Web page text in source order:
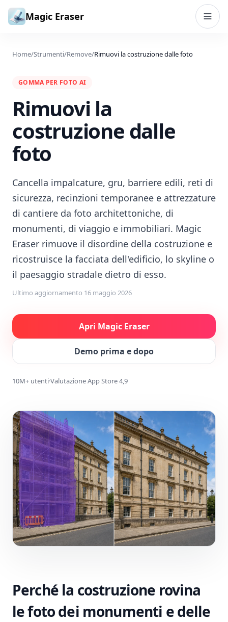
Vai al contenuto
Magic Eraser
Home/Strumenti/Remove/Rimuovi la costruzione dalle foto
GOMMA PER FOTO AI
Rimuovi la
costruzione dalle
foto
Cancella impalcature, gru, barriere edili, reti di
sicurezza, recinzioni temporanee e attrezzature
di cantiere da foto architettoniche, di
monumenti, di viaggio e immobiliari. Magic
Eraser rimuove il disordine della costruzione e
ricostruisce la facciata dell'edificio, lo skyline o
il paesaggio stradale dietro di esso.
Ultimo aggiornamento 16 maggio 2026
Apri Magic Eraser
Demo prima e dopo
10M+ utenti·Valutazione App Store 4,9
Perché la costruzione rovina
le foto dei monumenti e delle